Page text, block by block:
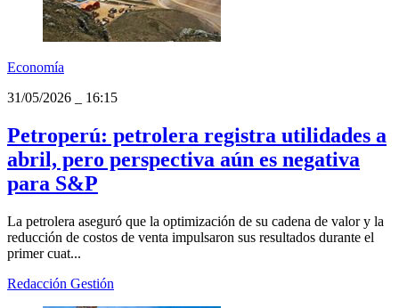
Economía
31/05/2026_16:15
Petroperú: petrolera registra utilidades a
abril, pero perspectiva aún es negativa
para S&P